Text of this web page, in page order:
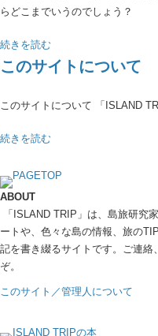
らどこまでいうのでしょう？
続きを読む
このサイトについて
このサイトについて 「ISLAND
続きを読む
ABOUT
「ISLAND TRIP」は、島旅研究
ートや、色々な島の情報、旅の
記を書き綴るサイトです。ご連絡
ぞ。
このサイト／管理人について